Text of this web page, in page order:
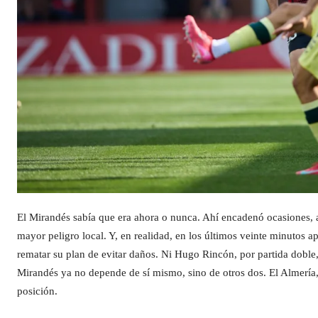
El Mirandés sabía que era ahora o nunca. Ahí encadenó
mayor peligro local. Y, en realidad, en los últimos veinte minutos
rematar su plan de evitar daños. Ni Hugo Rincón, por partida
Mirandés ya no depende de sí mismo, sino de otros dos. El
posición.